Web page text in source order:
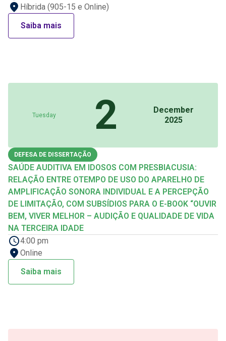
Híbrida (905-15 e Online)
Saiba mais
Tuesday 2
December
2025
DEFESA DE DISSERTAÇÃO
SAÚDE AUDITIVA EM IDOSOS COM PRESBIACUSIA:
RELAÇÃO ENTRE OTEMPO DE USO DO APARELHO DE
AMPLIFICAÇÃO SONORA INDIVIDUAL E A PERCEPÇÃO
DE LIMITAÇÃO, COM SUBSÍDIOS PARA O E-BOOK “OUVIR
BEM, VIVER MELHOR – AUDIÇÃO E QUALIDADE DE VIDA
NA TERCEIRA IDADE
4:00 pm
Online
Saiba mais